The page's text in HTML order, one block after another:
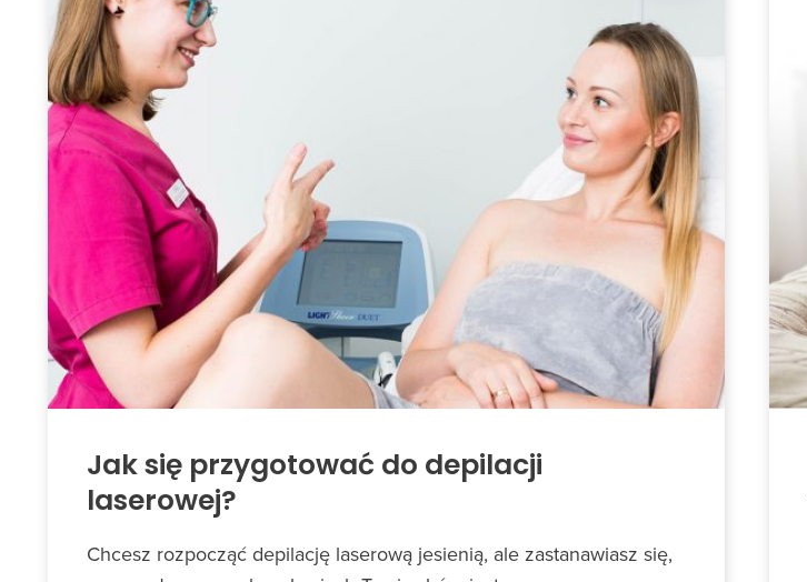
Jak się przygotować do depilacji
laserowej?
Chcesz rozpocząć depilację laserową jesienią, ale zastanawiasz się,